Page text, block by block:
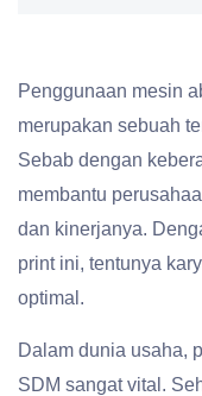
Penggunaan mesin
merupakan sebuah
Sebab dengan
membantu
dan kinerjanya.
print ini, tentunya
optimal.
Dalam dunia usaha,
SDM sangat vital.